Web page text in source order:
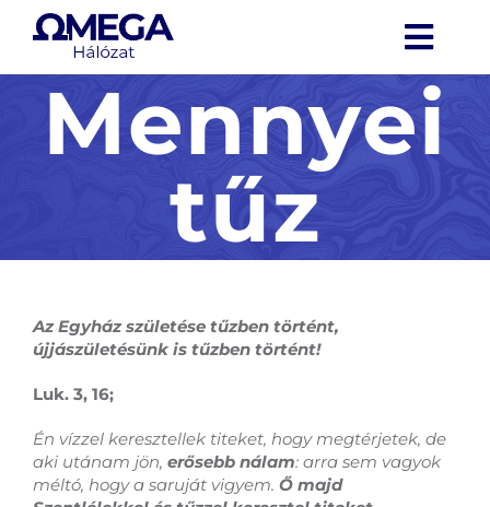
Kihagyás
Aktualitások
Rólunk
Szolgálataink
Média
G9
Mennyei
tűz
Az Egyház születése tűzben történt,
újjászületésünk is tűzben történt!
Luk. 3, 16;
Én vízzel keresztellek titeket, hogy megtérjetek, de
aki utánam jön, erősebb nálam: arra sem vagyok
méltó, hogy a saruját vigyem. Ő majd